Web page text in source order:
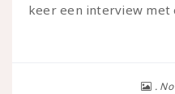
keer een interview met